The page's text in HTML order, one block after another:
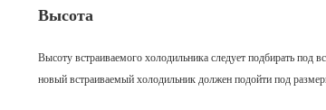
Высота
Высоту встраиваемого холодильника следует подбирать
новый встраиваемый холодильник должен подойти под